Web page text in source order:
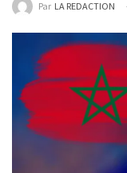
Par LA REDACTION